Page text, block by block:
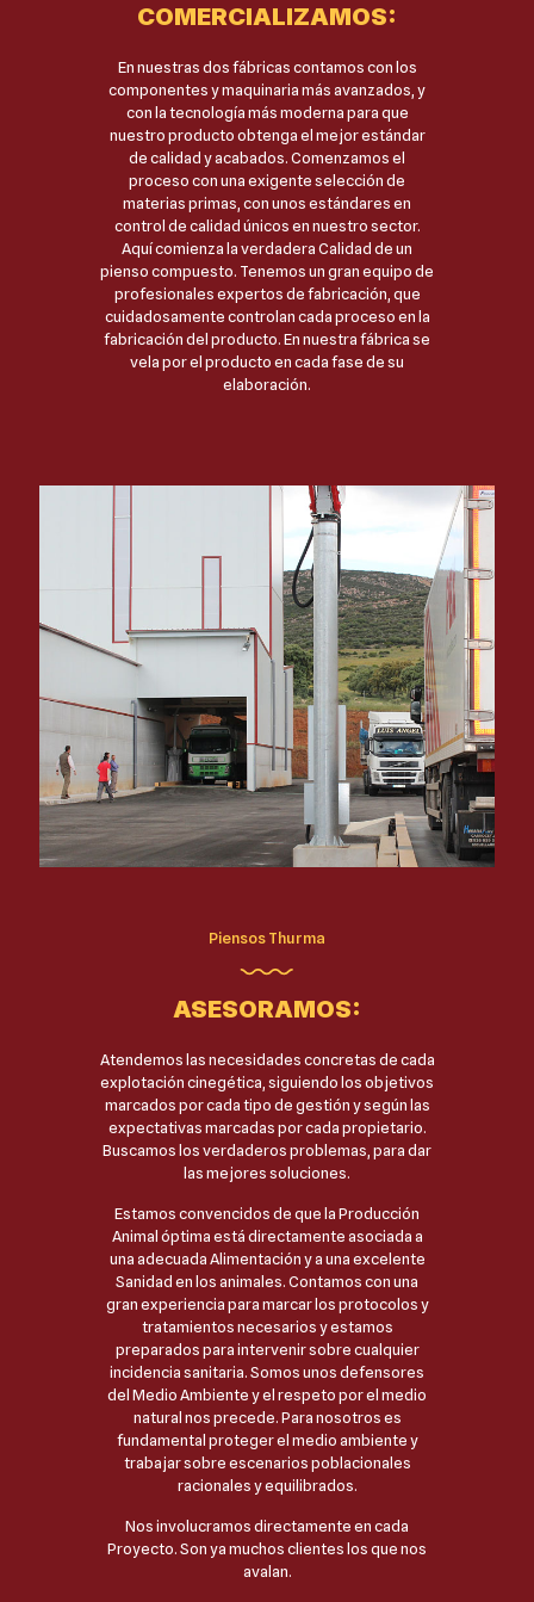
COMERCIALIZAMOS:
En nuestras dos fábricas contamos con los
componentes y maquinaria más avanzados, y
con la tecnología más moderna para que
nuestro producto obtenga el mejor estándar
de calidad y acabados. Comenzamos el
proceso con una exigente selección de
materias primas, con unos estándares en
control de calidad únicos en nuestro sector.
Aquí comienza la verdadera Calidad de un
pienso compuesto. Tenemos un gran equipo de
profesionales expertos de fabricación, que
cuidadosamente controlan cada proceso en la
fabricación del producto. En nuestra fábrica se
vela por el producto en cada fase de su
elaboración.
Piensos Thurma
ASESORAMOS:
Atendemos las necesidades concretas de cada
explotación cinegética, siguiendo los objetivos
marcados por cada tipo de gestión y según las
expectativas marcadas por cada propietario.
Buscamos los verdaderos problemas, para dar
las mejores soluciones.
Estamos convencidos de que la Producción
Animal óptima está directamente asociada a
una adecuada Alimentación y a una excelente
Sanidad en los animales. Contamos con una
gran experiencia para marcar los protocolos y
tratamientos necesarios y estamos
preparados para intervenir sobre cualquier
incidencia sanitaria. Somos unos defensores
del Medio Ambiente y el respeto por el medio
natural nos precede. Para nosotros es
fundamental proteger el medio ambiente y
trabajar sobre escenarios poblacionales
racionales y equilibrados.
Nos involucramos directamente en cada
Proyecto. Son ya muchos clientes los que nos
avalan.